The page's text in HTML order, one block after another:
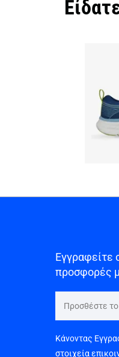
Εγγραφείτε
προσφορές
Κάνοντας
στοιχεία